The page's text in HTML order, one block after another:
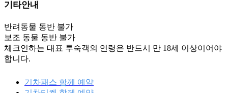
기타안내
반려동물 동반 불가
보조 동물 동반 불가
체크인하는 대표 투숙객의 연령은 반드시 만 18세 이상이어야
합니다.
기차패스 함께 예약